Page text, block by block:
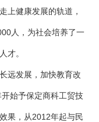
上健康发展的轨道，
人，为社会培养了一
才。
远发展，加快教育改
开始予保定商科工贸技
果，从2012年起与民